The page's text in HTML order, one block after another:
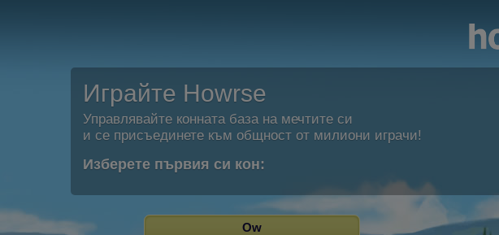
Играйте Howrse
Управлявайте конната база на мечтите си
и се присъединете към общност от милиони играчи!
Изберете първия си кон:
Ow